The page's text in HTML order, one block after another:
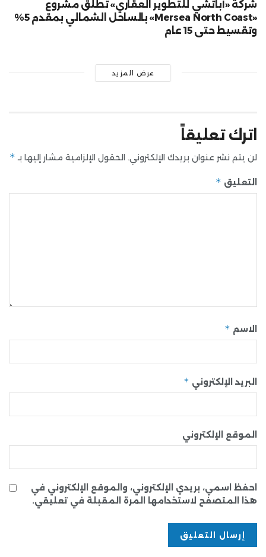
شركة «أباتشي للتطوير العقاري» تطلق مشروع
«Mersea North Coast» بالساحل الشمالي بمقدم 5%
وتقسيط حتى 15 عام
عرض المزيد
اترك تعليقاً
لن يتم نشر عنوان بريدك الإلكتروني. الحقول الإلزامية مشار إليها بـ *
التعليق *
الاسم *
البريد الإلكتروني *
الموقع الإلكتروني
احفظ اسمي، بريدي الإلكتروني، والموقع الإلكتروني في
هذا المتصفح لاستخدامها المرة المقبلة في تعليقي.